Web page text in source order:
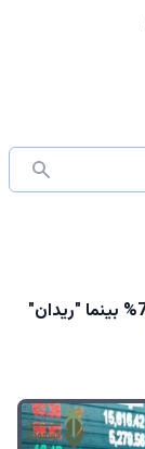
عاجل: جنون الأسهم السعودية.. "إعمار" يقفز 7% بينما "ريدان"